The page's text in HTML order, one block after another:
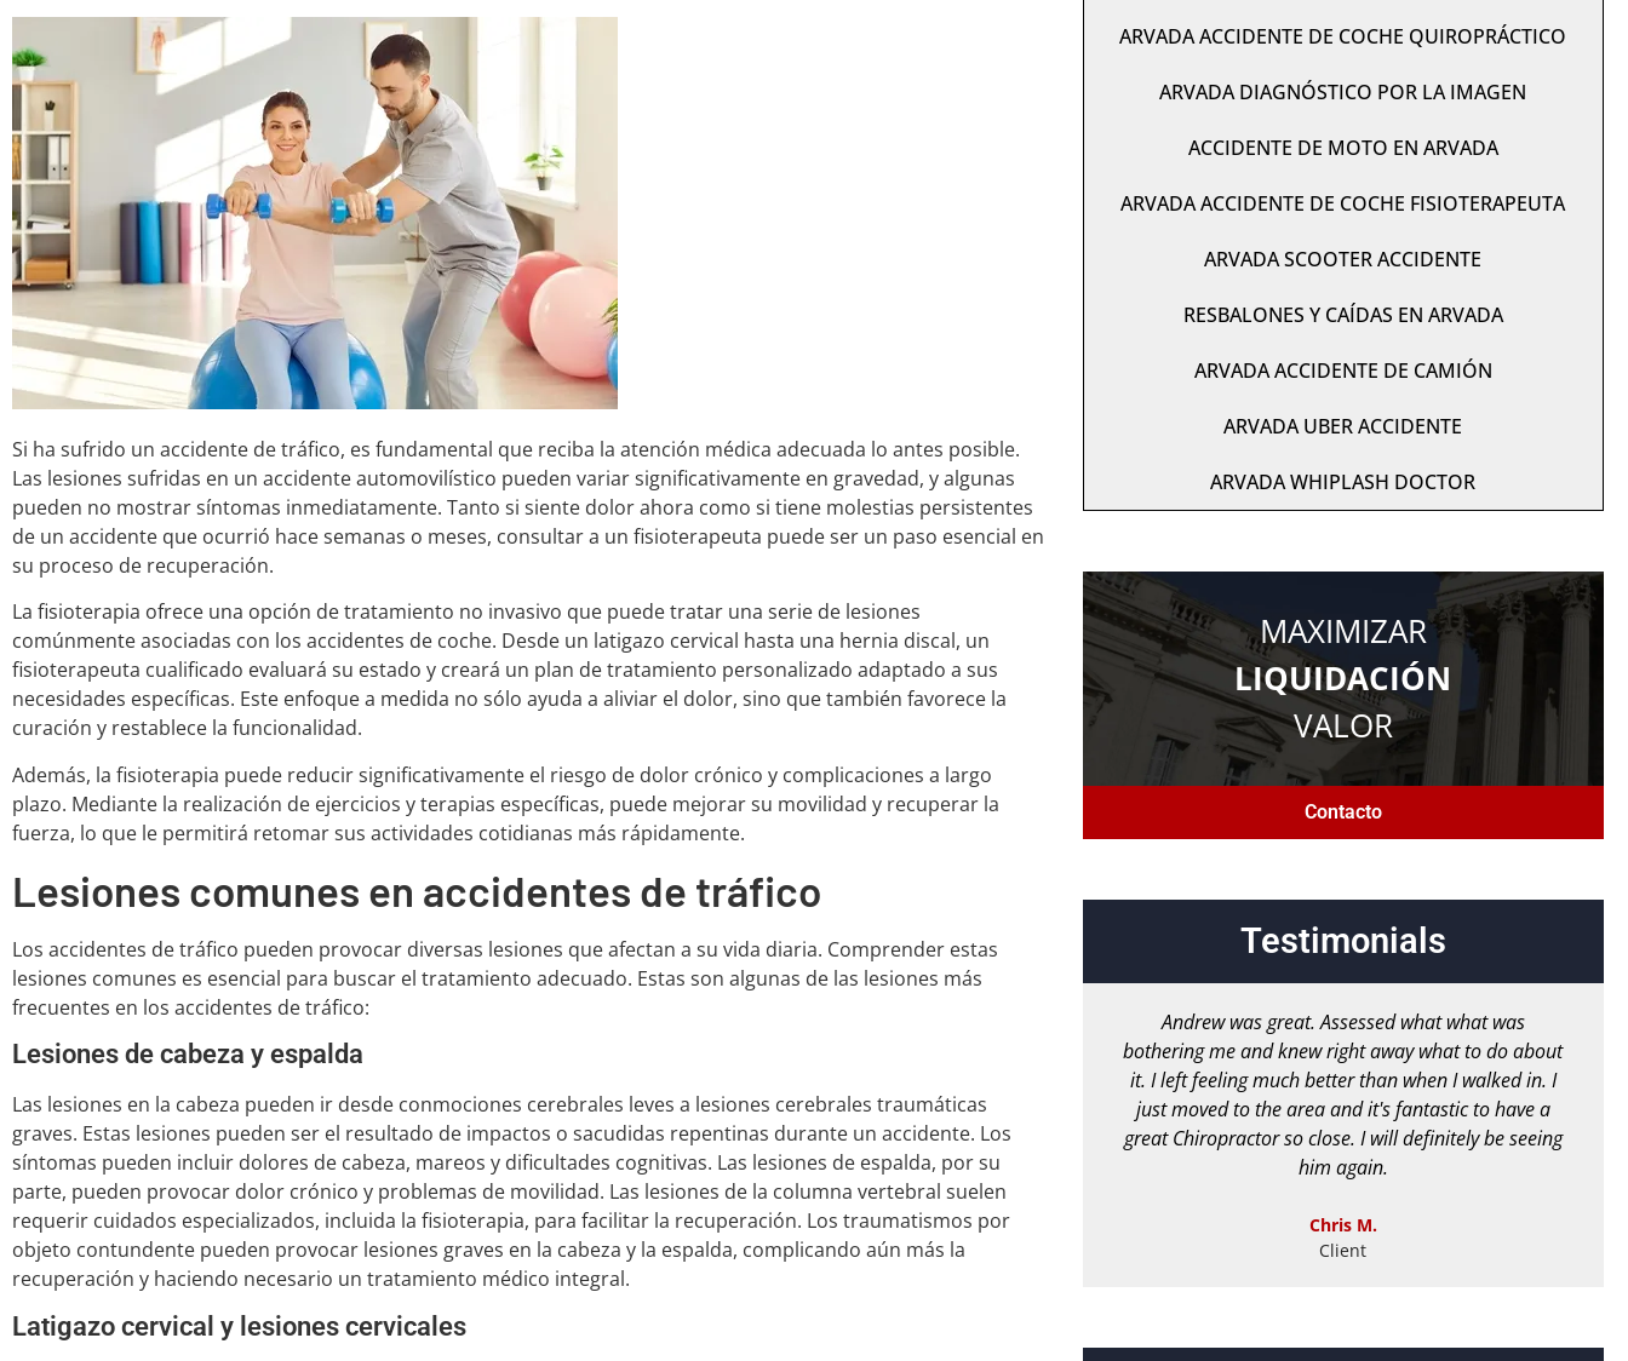
Si ha sufrido un accidente de tráfico, es fundamental que reciba la atención médica adecuada lo antes posible.
Las lesiones sufridas en un accidente automovilístico pueden variar significativamente en gravedad, y algunas
pueden no mostrar síntomas inmediatamente. Tanto si siente dolor ahora como si tiene molestias persistentes
de un accidente que ocurrió hace semanas o meses, consultar a un fisioterapeuta puede ser un paso esencial en
su proceso de recuperación.
La fisioterapia ofrece una opción de tratamiento no invasivo que puede tratar una serie de lesiones
comúnmente asociadas con los accidentes de coche. Desde un latigazo cervical hasta una hernia discal, un
fisioterapeuta cualificado evaluará su estado y creará un plan de tratamiento personalizado adaptado a sus
necesidades específicas. Este enfoque a medida no sólo ayuda a aliviar el dolor, sino que también favorece la
curación y restablece la funcionalidad.
Además, la fisioterapia puede reducir significativamente el riesgo de dolor crónico y complicaciones a largo
plazo. Mediante la realización de ejercicios y terapias específicas, puede mejorar su movilidad y recuperar la
fuerza, lo que le permitirá retomar sus actividades cotidianas más rápidamente.
Lesiones comunes en accidentes de tráfico
Los accidentes de tráfico pueden provocar diversas lesiones que afectan a su vida diaria. Comprender estas
lesiones comunes es esencial para buscar el tratamiento adecuado. Estas son algunas de las lesiones más
frecuentes en los accidentes de tráfico:
Lesiones de cabeza y espalda
Las lesiones en la cabeza pueden ir desde conmociones cerebrales leves a lesiones cerebrales traumáticas
graves. Estas lesiones pueden ser el resultado de impactos o sacudidas repentinas durante un accidente. Los
síntomas pueden incluir dolores de cabeza, mareos y dificultades cognitivas. Las lesiones de espalda, por su
parte, pueden provocar dolor crónico y problemas de movilidad. Las lesiones de la columna vertebral suelen
requerir cuidados especializados, incluida la fisioterapia, para facilitar la recuperación. Los traumatismos por
objeto contundente pueden provocar lesiones graves en la cabeza y la espalda, complicando aún más la
recuperación y haciendo necesario un tratamiento médico integral.
Latigazo cervical y lesiones cervicales
ARVADA ACCIDENTE DE COCHE QUIROPRÁCTICO
ARVADA DIAGNÓSTICO POR LA IMAGEN
ACCIDENTE DE MOTO EN ARVADA
ARVADA ACCIDENTE DE COCHE FISIOTERAPEUTA
ARVADA SCOOTER ACCIDENTE
RESBALONES Y CAÍDAS EN ARVADA
ARVADA ACCIDENTE DE CAMIÓN
ARVADA UBER ACCIDENTE
ARVADA WHIPLASH DOCTOR
MAXIMIZAR
LIQUIDACIÓN
VALOR
Contacto
Testimonials
Andrew was great. Assessed what what was
bothering me and knew right away what to do about
it. I left feeling much better than when I walked in. I
just moved to the area and it's fantastic to have a
great Chiropractor so close. I will definitely be seeing
him again.
Chris M.
Client